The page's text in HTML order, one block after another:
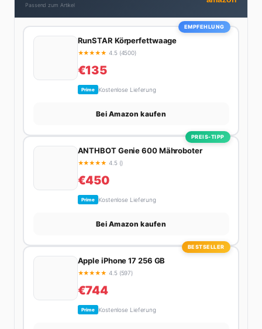
Passend zum Artikel
EMPFEHLUNG
RunSTAR Körperfettwaage
★★★★★ 4.5 (4500)
€135
Prime Kostenlose Lieferung
Bei Amazon kaufen
PREIS-TIPP
ANTHBOT Genie 600 Mähroboter
★★★★★ 4.5 ()
€450
Prime Kostenlose Lieferung
Bei Amazon kaufen
BESTSELLER
Apple iPhone 17 256 GB
★★★★★ 4.5 (597)
€744
Prime Kostenlose Lieferung